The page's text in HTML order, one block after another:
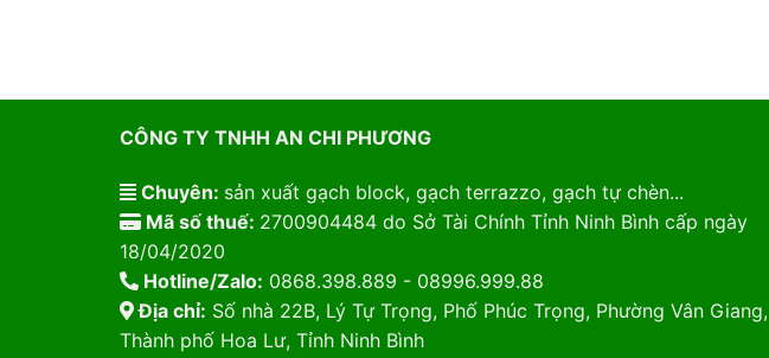
CÔNG TY TNHH AN CHI PHƯƠNG
Chuyên: sản xuất gạch block, gạch terrazzo, gạch tự chèn...
Mã số thuế: 2700904484 do Sở Tài Chính Tỉnh Ninh Bình cấp ngày
18/04/2020
Hotline/Zalo: 0868.398.889 - 08996.999.88
Địa chỉ: Số nhà 22B, Lý Tự Trọng, Phố Phúc Trọng, Phường Vân Giang,
Thành phố Hoa Lư, Tỉnh Ninh Bình